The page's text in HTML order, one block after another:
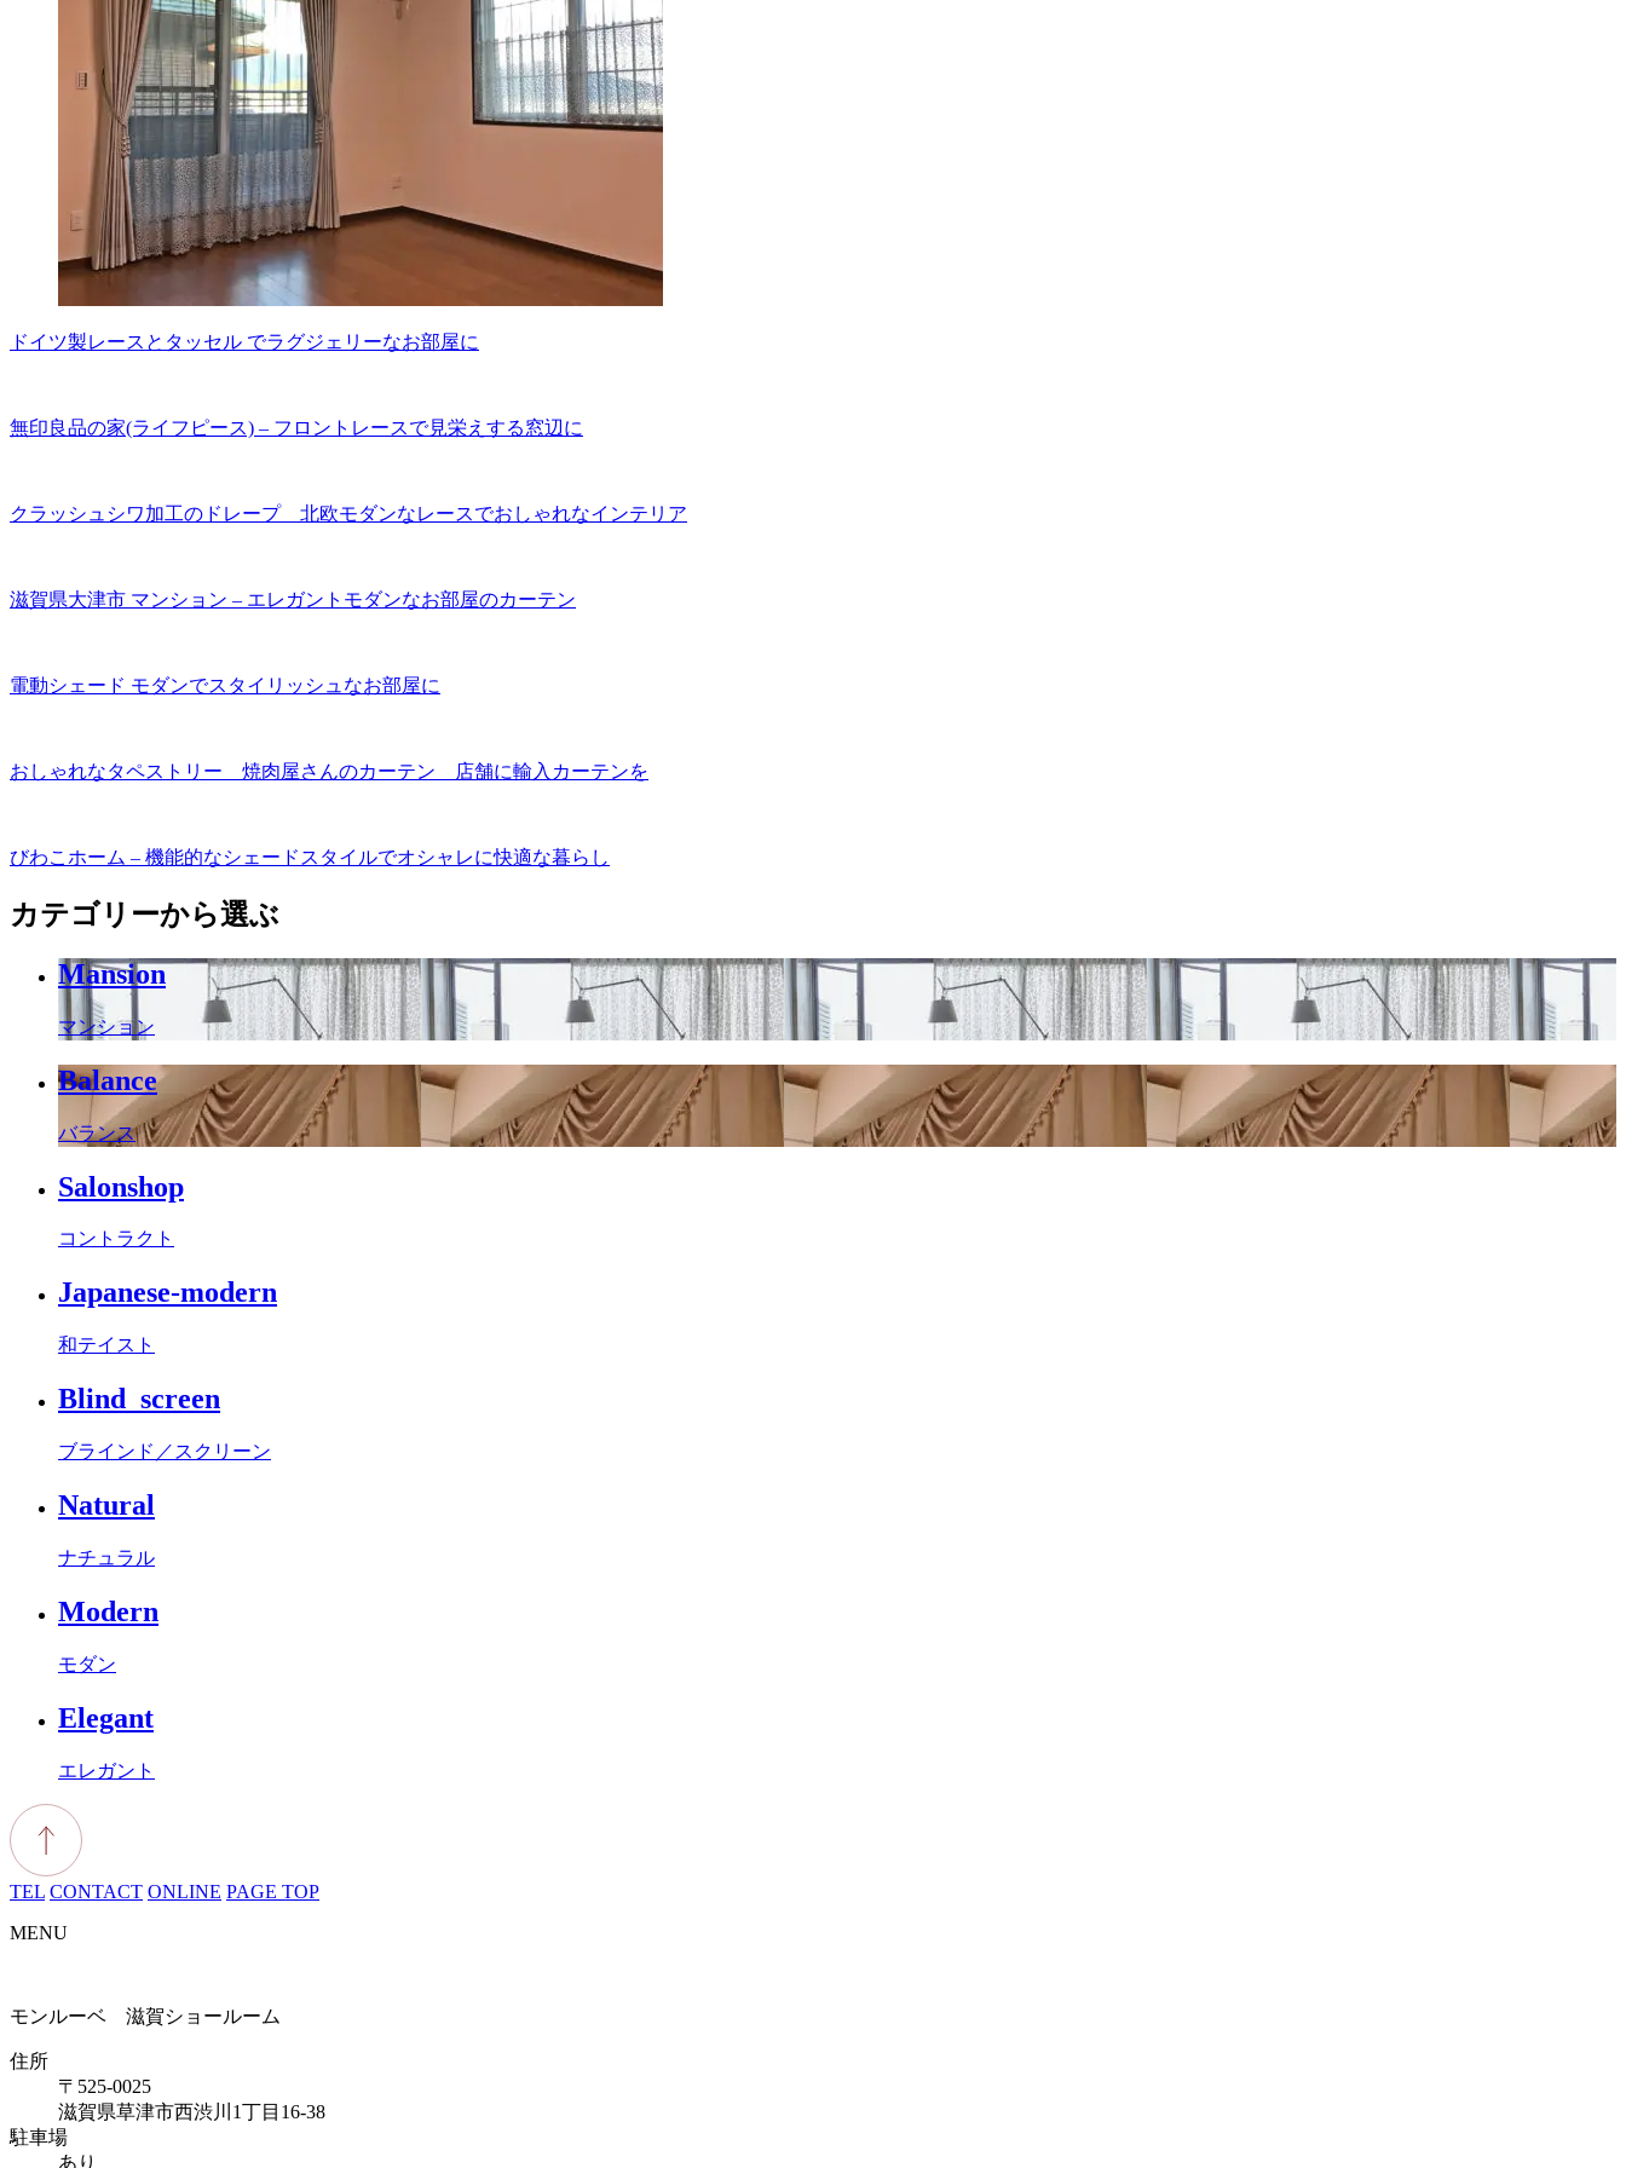
ドイツ製レースとタッセル でラグジェリーなお部屋に
無印良品の家(ライフピース) – フロントレースで見栄えする窓辺に
クラッシュシワ加工のドレープ 北欧モダンなレースでおしゃれなインテリア
滋賀県大津市 マンション – エレガントモダンなお部屋のカーテン
電動シェード モダンでスタイリッシュなお部屋に
おしゃれなタペストリー 焼肉屋さんのカーテン 店舗に輸入カーテンを
びわこホーム – 機能的なシェードスタイルでオシャレに快適な暮らし
カテゴリーから選ぶ
Mansion
マンション
Balance
バランス
Salonshop
コントラクト
Japanese-modern
和テイスト
Blind_screen
ブラインド／スクリーン
Natural
ナチュラル
Modern
モダン
Elegant
エレガント
TEL CONTACT ONLINE PAGE TOP
MENU
モンルーベ 滋賀ショールーム
住所
〒525-0025
滋賀県草津市西渋川1丁目16-38
駐車場
あり